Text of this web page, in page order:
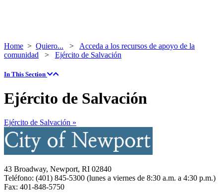
Home > Quiero... > Acceda a los recursos de apoyo de la
comunidad > Ejército de Salvación
In This Section
Ejército de Salvación
Ejército de Salvación »
43 Broadway, Newport, RI 02840
Teléfono: (401) 845-5300 (lunes a viernes de 8:30 a.m. a 4:30 p.m.)
Fax: 401-848-5750